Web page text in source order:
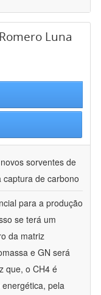
Luna
sorventes de
de carbono
para a produção
se terá um
da matriz
e GN será
que, o CH4 é
pela